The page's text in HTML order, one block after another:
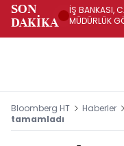
SON
DAKİKA
İŞ BANKASI,
MÜDÜRLÜK
Bloomberg HT Haberler
tamamladı